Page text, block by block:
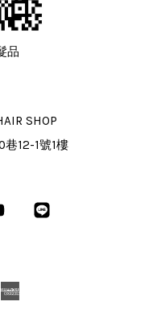
品
SHOP
12-1號1樓
YouTube